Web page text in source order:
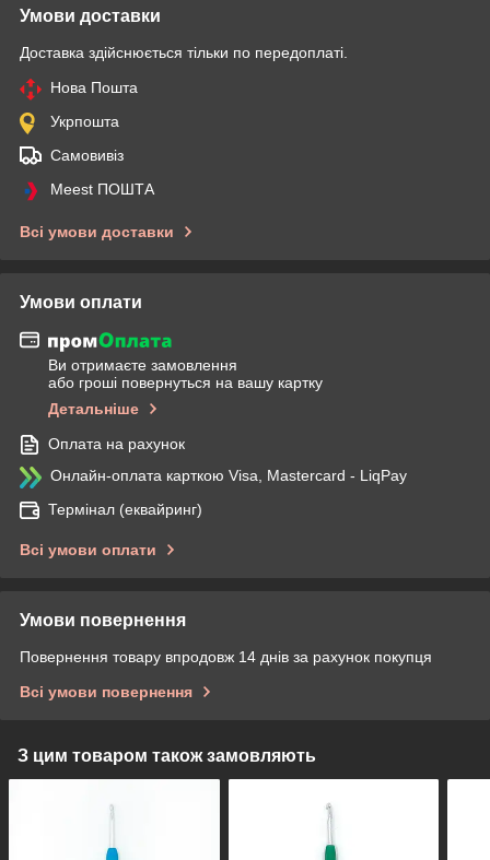
Умови доставки
Доставка здійснюється тільки по передоплаті.
Нова Пошта
Укрпошта
Самовивіз
Meest ПОШТА
Всі умови доставки
Умови оплати
Ви отримаєте замовлення
або гроші повернуться на вашу картку
Детальніше
Оплата на рахунок
Онлайн-оплата карткою Visa, Mastercard - LiqPay
Термінал (еквайринг)
Всі умови оплати
Умови повернення
Повернення товару впродовж 14 днів за рахунок покупця
Всі умови повернення
З цим товаром також замовляють